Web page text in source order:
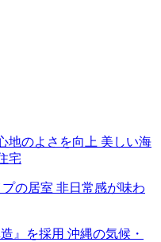
地のよさを向上 美しい海
宅
の居室 非日常感が味わ
』を採用 沖縄の気候・